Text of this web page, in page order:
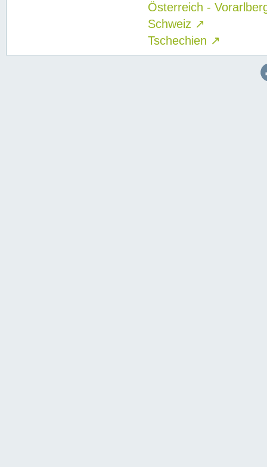
Österreich -
Schweiz ↗
Tschechien ↗